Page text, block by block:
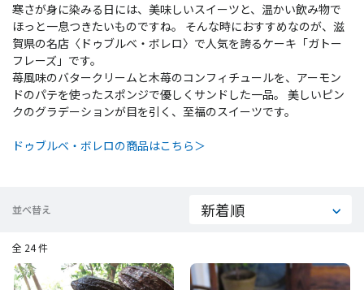
寒さが身に染みる日には、美味しいスイーツと、温かい飲み物で
ほっと一息つきたいものですね。 そんな時におすすめなのが、滋
賀県の名店〈ドゥブルベ・ボレロ〉で人気を誇るケーキ「ガトー
フレーズ」です。
苺風味のバタークリームと木苺のコンフィチュールを、アーモン
ドのパテを使ったスポンジで優しくサンドした一品。 美しいピン
クのグラデーションが目を引く、至福のスイーツです。
ドゥブルベ・ボレロの商品はこちら＞
並べ替え
全 24 件